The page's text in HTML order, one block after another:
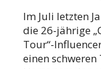
Im Juli letzten
die 26-jährige
Tour“-
einen schweren